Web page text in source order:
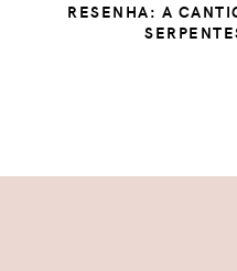
RESENHA: A